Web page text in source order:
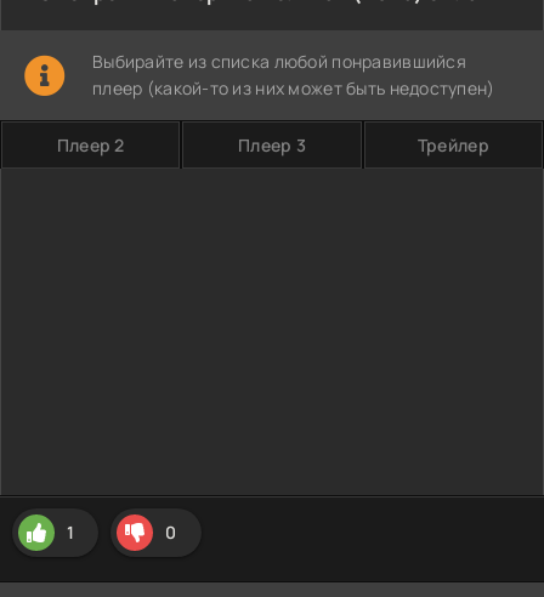
Выбирайте из списка любой понравившийся
плеер (какой-то из них может быть недоступен)
Плеер 2 Плеер 3 Трейлер
1 0